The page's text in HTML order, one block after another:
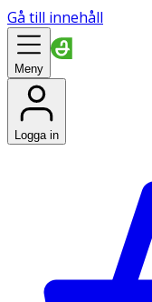
Gå till innehåll
Meny
Logga in